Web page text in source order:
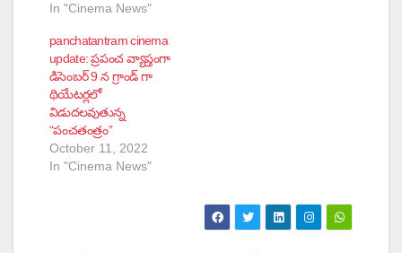
In "Cinema News"
panchatantram cinema
update: ప్రపంచ వ్యాప్తంగా
డిసెంబర్ 9 న గ్రాండ్ గా
థియేటర్లలో
విడుదలవుతున్న
“పంచతంత్రం”
October 11, 2022
In "Cinema News"